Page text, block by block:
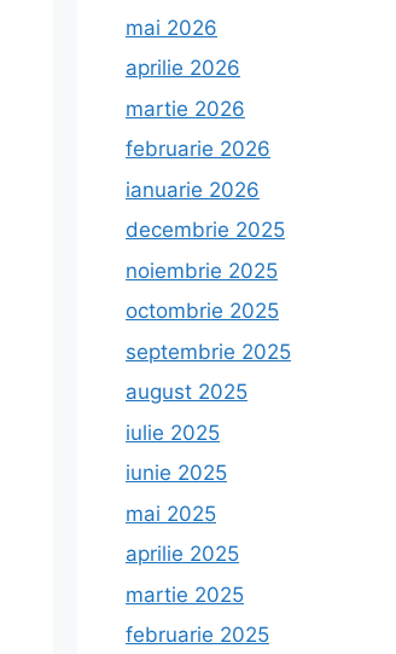
mai 2026
aprilie 2026
martie 2026
februarie 2026
ianuarie 2026
decembrie 2025
noiembrie 2025
octombrie 2025
septembrie 2025
august 2025
iulie 2025
iunie 2025
mai 2025
aprilie 2025
martie 2025
februarie 2025